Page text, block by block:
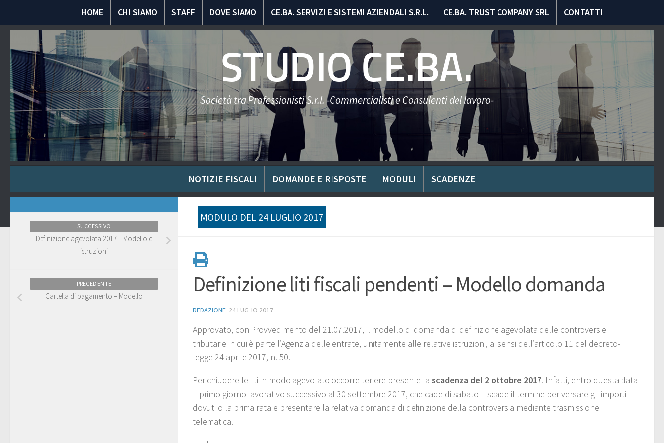
HOME CHI SIAMO STAFF DOVE SIAMO CE.BA. SERVIZI E SISTEMI AZIENDALI S.R.L. CE.BA. TRUST COMPANY SRL CONTATTI
STUDIO CE.BA.
Società tra Professionisti S.r.l. -Commercialisti e Consulenti del lavoro-
NOTIZIE FISCALI DOMANDE E RISPOSTE MODULI SCADENZE
MODULO DEL 24 LUGLIO 2017
Definizione liti fiscali pendenti – Modello domanda
REDAZIONE· 24 LUGLIO 2017
Approvato, con Provvedimento del 21.07.2017, il modello di domanda di definizione agevolata delle controversie
tributarie in cui è parte l’Agenzia delle entrate, unitamente alle relative istruzioni, ai sensi dell’articolo 11 del decreto-
legge 24 aprile 2017, n. 50.
Per chiudere le liti in modo agevolato occorre tenere presente la scadenza del 2 ottobre 2017. Infatti, entro questa data
– primo giorno lavorativo successivo al 30 settembre 2017, che cade di sabato – scade il termine per versare gli importi
dovuti o la prima rata e presentare la relativa domanda di definizione della controversia mediante trasmissione
telematica.
SUCCESSIVO
Definizione agevolata 2017 – Modello e
istruzioni
PRECEDENTE
Cartella di pagamento – Modello